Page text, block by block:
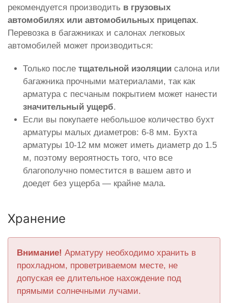
рекомендуется производить в грузовых
автомобилях или автомобильных прицепах.
Перевозка в багажниках и салонах легковых
автомобилей может производиться:
Только после тщательной изоляции салона или
багажника прочными материалами, так как
арматура с песчаным покрытием может нанести
значительный ущерб.
Если вы покупаете небольшое количество бухт
арматуры малых диаметров: 6-8 мм. Бухта
арматуры 10-12 мм может иметь диаметр до 1.5
м, поэтому вероятность того, что все
благополучно поместится в вашем авто и
доедет без ущерба — крайне мала.
Хранение
Внимание! Арматуру необходимо хранить в
прохладном, проветриваемом месте, не
допуская ее длительное нахождение под
прямыми солнечными лучами.